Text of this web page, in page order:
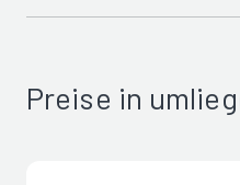
Preise in